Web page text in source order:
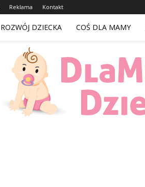
Reklama Kontakt
ROZWÓJ DZIECKA COŚ DLA MAMY